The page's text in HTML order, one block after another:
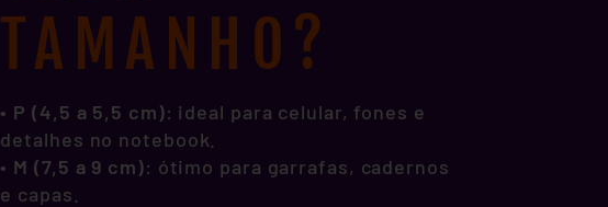
TAMANHO?
• P (4,5 a 5,5 cm): ideal para celular, fones e
detalhes no notebook.
• M (7,5 a 9 cm): ótimo para garrafas, cadernos
e capas.